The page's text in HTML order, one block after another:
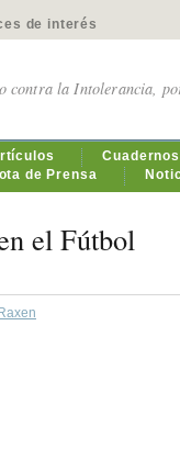
de interés
contra la Intolerancia,
de Prensa
el Fútbol